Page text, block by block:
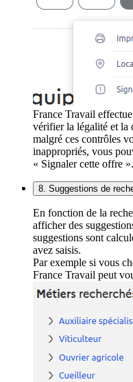
France Travail
vérifier la légalité et la
malgré ces contrôles
inappropriés, vous
« Signaler cette offre ».
8. Suggestions de
En fonction de la
afficher des
suggestions sont
avez saisis.
Par exemple si vous
France Travail peut